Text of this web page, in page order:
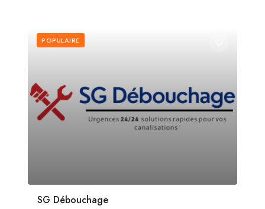
POPULAIRE
SG Débouchage